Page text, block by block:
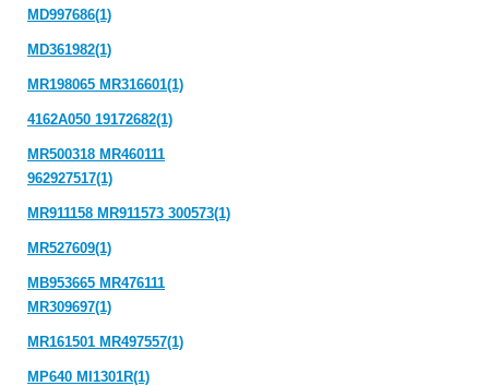
MD997686(1)
MD361982(1)
MR198065 MR316601(1)
4162A050 19172682(1)
MR500318 MR460111
962927517(1)
MR911158 MR911573 300573(1)
MR527609(1)
MB953665 MR476111
MR309697(1)
MR161501 MR497557(1)
MP640 MI1301R(1)